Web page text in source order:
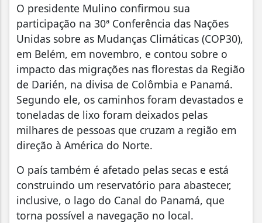
O presidente Mulino confirmou sua
participação na 30ª Conferência das Nações
Unidas sobre as Mudanças Climáticas (COP30),
em Belém, em novembro, e contou sobre o
impacto das migrações nas florestas da Região
de Darién, na divisa de Colômbia e Panamá.
Segundo ele, os caminhos foram devastados e
toneladas de lixo foram deixados pelas
milhares de pessoas que cruzam a região em
direção à América do Norte.
O país também é afetado pelas secas e está
construindo um reservatório para abastecer,
inclusive, o lago do Canal do Panamá, que
torna possível a navegação no local.